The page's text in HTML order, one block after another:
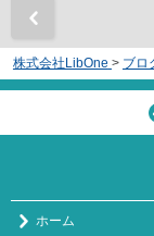
株式会社LibOne > ブロ
ホーム